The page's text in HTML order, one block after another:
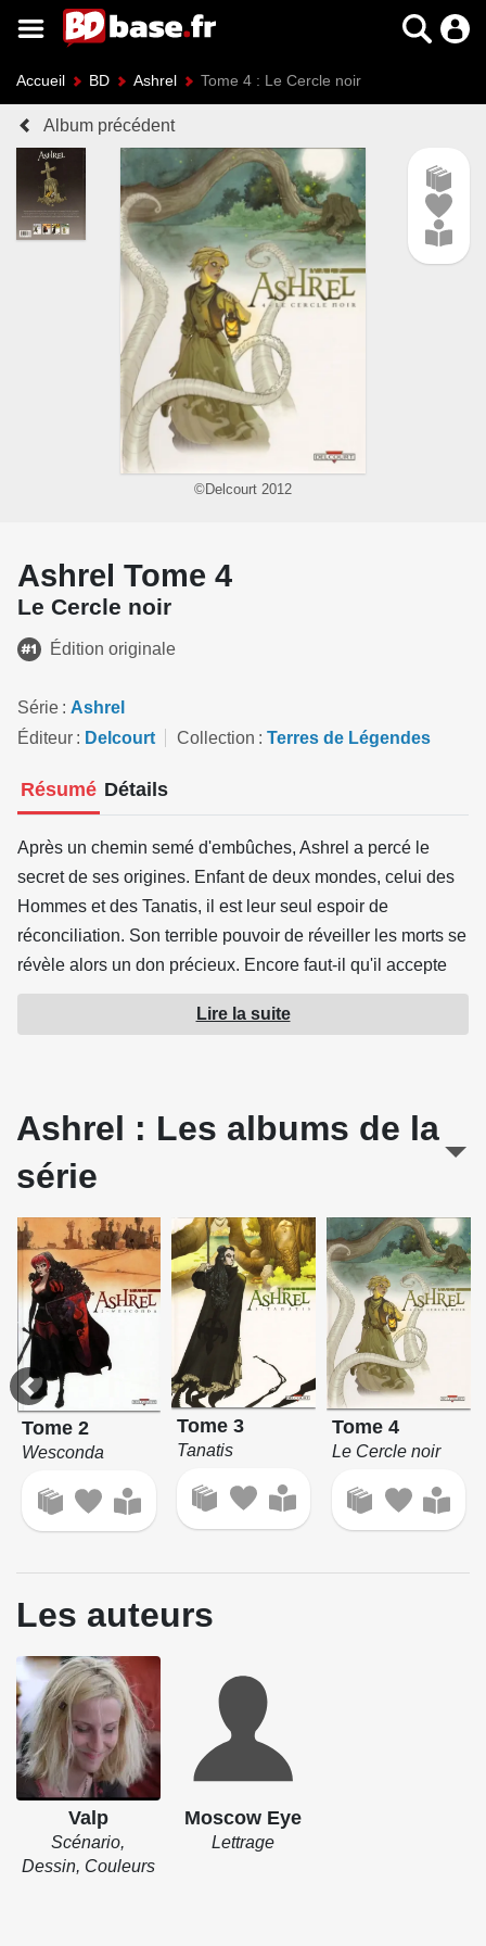
Accueil BD Ashrel Tome 4 : Le Cercle noir
Album précédent
©Delcourt 2012
Ashrel Tome 4
Le Cercle noir
Édition originale
Série
Ashrel
Éditeur
Delcourt Collection Terres de Légendes
Résumé Détails
Après un chemin semé d'embûches, Ashrel a percé le
secret de ses origines. Enfant de deux mondes, celui des
Hommes et des Tanatis, il est leur seul espoir de
réconciliation. Son terrible pouvoir de réveiller les morts se
révèle alors un don précieux. Encore faut-il qu'il accepte
de s'en servir. Heureusement, pour surmonter cette ultime
épreuve, il peut compter sur l'aide inestimable de ses
Source : Delcourt
Lire la suite
Ashrel : Les albums de la
série
Tome 2
Wesconda
Tome 3
Tanatis
Tome 4
Le Cercle noir
Les auteurs
Valp
Scénario,
Dessin, Couleurs
Moscow Eye
Lettrage